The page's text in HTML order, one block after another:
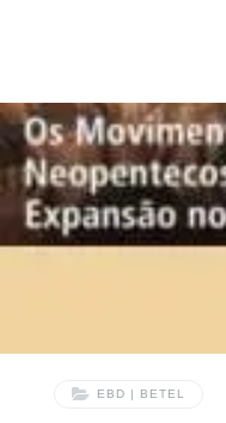
falavam línguas e
APLICADA Como
missão a cumprir
batismo com o
EBD | BETEL